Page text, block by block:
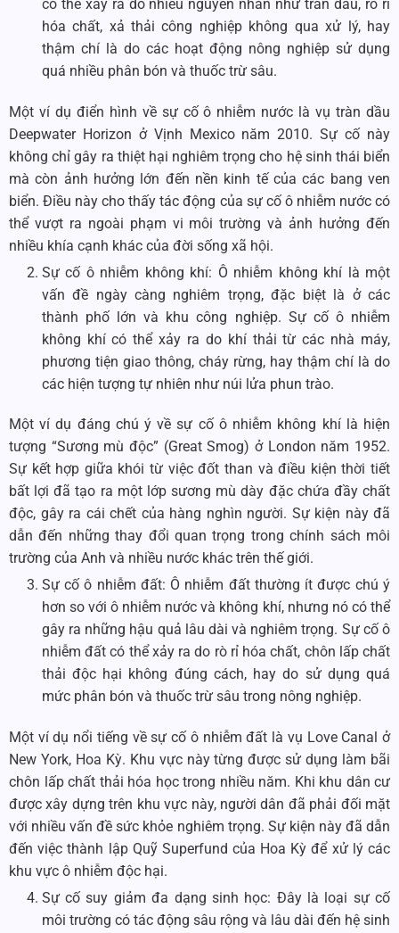
có thể xảy ra do nhiều nguyên nhân như tràn dầu, rò rỉ
hóa chất, xả thải công nghiệp không qua xử lý, hay
thậm chí là do các hoạt động nông nghiệp sử dụng
quá nhiều phân bón và thuốc trừ sâu.
Một ví dụ điển hình về sự cố ô nhiễm nước là vụ tràn dầu
Deepwater Horizon ở Vịnh Mexico năm 2010. Sự cố này
không chỉ gây ra thiệt hại nghiêm trọng cho hệ sinh thái biển
mà còn ảnh hưởng lớn đến nền kinh tế của các bang ven
biển. Điều này cho thấy tác động của sự cố ô nhiễm nước có
thể vượt ra ngoài phạm vi môi trường và ảnh hưởng đến
nhiều khía cạnh khác của đời sống xã hội.
Sự cố ô nhiễm không khí: Ô nhiễm không khí là một
vấn đề ngày càng nghiêm trọng, đặc biệt là ở các
thành phố lớn và khu công nghiệp. Sự cố ô nhiễm
không khí có thể xảy ra do khí thải từ các nhà máy,
phương tiện giao thông, cháy rừng, hay thậm chí là do
các hiện tượng tự nhiên như núi lửa phun trào.
Một ví dụ đáng chú ý về sự cố ô nhiễm không khí là hiện
tượng “Sương mù độc” (Great Smog) ở London năm 1952.
Sự kết hợp giữa khói từ việc đốt than và điều kiện thời tiết
bất lợi đã tạo ra một lớp sương mù dày đặc chứa đầy chất
độc, gây ra cái chết của hàng nghìn người. Sự kiện này đã
dẫn đến những thay đổi quan trọng trong chính sách môi
trường của Anh và nhiều nước khác trên thế giới.
Sự cố ô nhiễm đất: Ô nhiễm đất thường ít được chú ý
hơn so với ô nhiễm nước và không khí, nhưng nó có thể
gây ra những hậu quả lâu dài và nghiêm trọng. Sự cố ô
nhiễm đất có thể xảy ra do rò rỉ hóa chất, chôn lấp chất
thải độc hại không đúng cách, hay do sử dụng quá
mức phân bón và thuốc trừ sâu trong nông nghiệp.
Một ví dụ nổi tiếng về sự cố ô nhiễm đất là vụ Love Canal ở
New York, Hoa Kỳ. Khu vực này từng được sử dụng làm bãi
chôn lấp chất thải hóa học trong nhiều năm. Khi khu dân cư
được xây dựng trên khu vực này, người dân đã phải đối mặt
với nhiều vấn đề sức khỏe nghiêm trọng. Sự kiện này đã dẫn
đến việc thành lập Quỹ Superfund của Hoa Kỳ để xử lý các
khu vực ô nhiễm độc hại.
Sự cố suy giảm đa dạng sinh học: Đây là loại sự cố
môi trường có tác động sâu rộng và lâu dài đến hệ sinh